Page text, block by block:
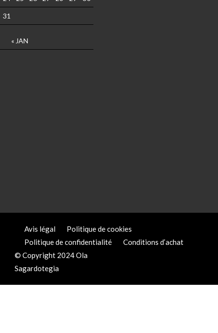
« JAN
31
Avis légal
Politique de cookies
Politique de confidentialité
Conditions d’achat
© Copyright 2024 Ola
Sagardotegia